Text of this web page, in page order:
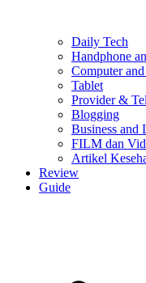
Daily Tech
Handphone
Computer
Tablet
Provider &
Blogging
Business
FILM dan
Artikel
Review
Guide